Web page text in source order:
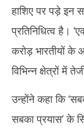
हाशिए पर पड़े
प्रतिनिधित्व है।
करोड़ भारतीयों के
विभिन्न क्षेत्रों में
उन्होंने कहा कि
सबका प्रयास’ के